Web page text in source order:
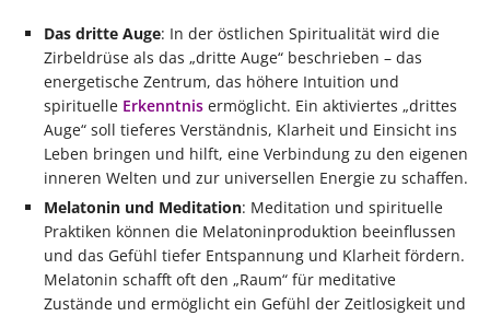
Das dritte Auge: In der östlichen Spiritualität wird die
Zirbeldrüse als das „dritte Auge“ beschrieben – das
energetische Zentrum, das höhere Intuition und
spirituelle Erkenntnis ermöglicht. Ein aktiviertes „drittes
Auge“ soll tieferes Verständnis, Klarheit und Einsicht ins
Leben bringen und hilft, eine Verbindung zu den eigenen
inneren Welten und zur universellen Energie zu schaffen.
Melatonin und Meditation: Meditation und spirituelle
Praktiken können die Melatoninproduktion beeinflussen
und das Gefühl tiefer Entspannung und Klarheit fördern.
Melatonin schafft oft den „Raum“ für meditative
Zustände und ermöglicht ein Gefühl der Zeitlosigkeit und